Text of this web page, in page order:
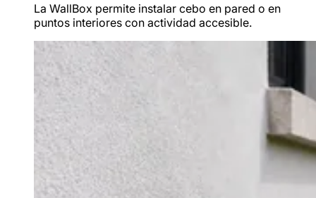
La WallBox permite instalar cebo en pared o en
puntos interiores con actividad accesible.